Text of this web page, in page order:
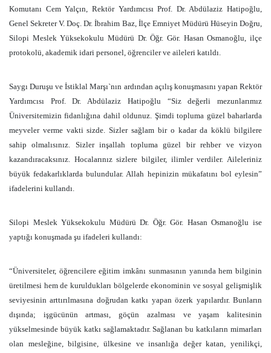
Komutanı Cem Yalçın, Rektör Yardımcısı Prof. Dr. Abdülaziz Hatipoğlu,
Genel Sekreter V. Doç. Dr. İbrahim Baz, İlçe Emniyet Müdürü Hüseyin Doğru,
Silopi Meslek Yüksekokulu Müdürü Dr. Öğr. Gör. Hasan Osmanoğlu, ilçe
protokolü, akademik idari personel, öğrenciler ve aileleri katıldı.
Saygı Duruşu ve İstiklal Marşı`nın ardından açılış konuşmasını yapan Rektör
Yardımcısı Prof. Dr. Abdülaziz Hatipoğlu “Siz değerli mezunlarımız
Üniversitemizin fidanlığına dahil oldunuz. Şimdi topluma güzel baharlarda
meyveler verme vakti sizde. Sizler sağlam bir o kadar da köklü bilgilere
sahip olmalısınız. Sizler inşallah topluma güzel bir rehber ve vizyon
kazandıracaksınız. Hocalarınız sizlere bilgiler, ilimler verdiler. Aileleriniz
büyük fedakarlıklarda bulundular. Allah hepinizin mükafatını bol eylesin”
ifadelerini kullandı.
Silopi Meslek Yüksekokulu Müdürü Dr. Öğr. Gör. Hasan Osmanoğlu ise
yaptığı konuşmada şu ifadeleri kullandı:
“Üniversiteler, öğrencilere eğitim imkânı sunmasının yanında hem bilginin
üretilmesi hem de kuruldukları bölgelerde ekonominin ve sosyal gelişmişlik
seviyesinin arttırılmasına doğrudan katkı yapan özerk yapılardır. Bunların
dışında; işgücünün artması, göçün azalması ve yaşam kalitesinin
yükselmesinde büyük katkı sağlamaktadır. Sağlanan bu katkıların mimarları
olan mesleğine, bilgisine, ülkesine ve insanlığa değer katan, yenilikçi,